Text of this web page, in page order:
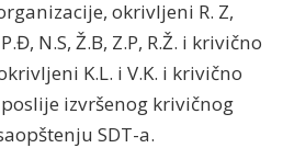
okrivljeni R. Z,
N.S, Ž.B, Z.P, R.Ž. i krivično
K.L. i V.K. i krivično
izvršenog krivičnog
SDT-a.